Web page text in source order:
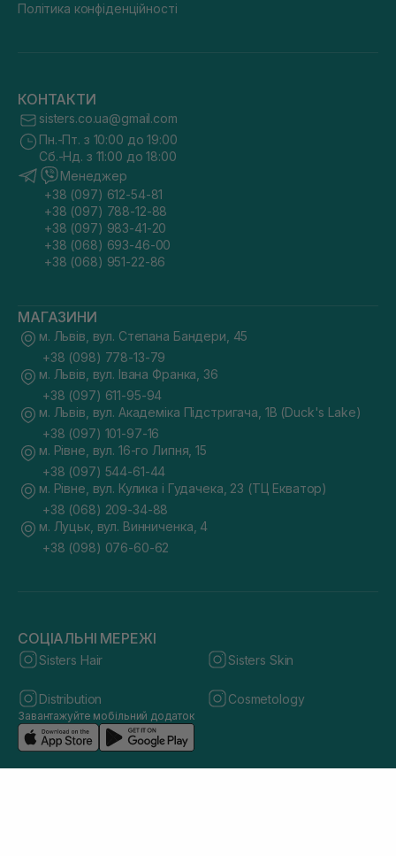
Політика конфіденційності
КОНТАКТИ
sisters.co.ua@gmail.com
Пн.-Пт. з 10:00 до 19:00
Сб.-Нд. з 11:00 до 18:00
Менеджер
+38 (097) 612-54-81
+38 (097) 788-12-88
+38 (097) 983-41-20
+38 (068) 693-46-00
+38 (068) 951-22-86
МАГАЗИНИ
м. Львів, вул. Степана Бандери, 45
+38 (098) 778-13-79
м. Львів, вул. Івана Франка, 36
+38 (097) 611-95-94
м. Львів, вул. Академіка Підстригача, 1В (Duck's Lake)
+38 (097) 101-97-16
м. Рівне, вул. 16-го Липня, 15
+38 (097) 544-61-44
м. Рівне, вул. Кулика і Гудачека, 23 (ТЦ Екватор)
+38 (068) 209-34-88
м. Луцьк, вул. Винниченка, 4
+38 (098) 076-60-62
СОЦІАЛЬНІ МЕРЕЖІ
Sisters Hair Sisters Skin
Distribution Cosmetology
Завантажуйте мобільний додаток